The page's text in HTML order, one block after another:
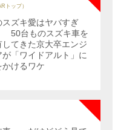
トップ）
スズキ愛はヤバすぎ
50台ものスズキ車を
してきた京大卒エンジ
が「ワイドアルト」に
かけるワケ